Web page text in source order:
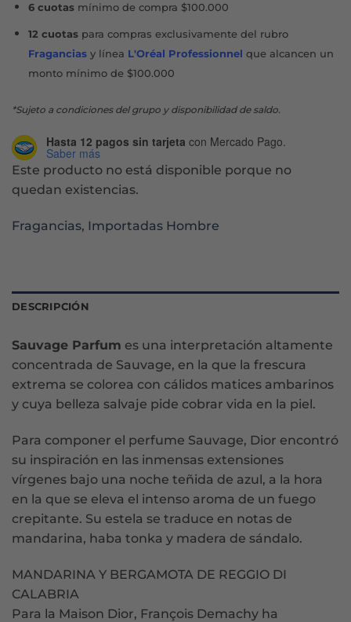
6 cuotasmínimo de compra $100.000
12 cuotaspara compras exclusivamente del rubro
Fraganciasy línea L'Oréal Professionnel que alcancen un
monto mínimo de $100.000
*Sujeto a condiciones del grupo y disponibilidad de saldo.
Hasta 12 pagos sin tarjeta con Mercado Pago.
Saber más
Este producto no está disponible porque no
quedan existencias.
Fragancias, Importadas Hombre
DESCRIPCIÓN
Sauvage Parfum es una interpretación altamente
concentrada de Sauvage, en la que la frescura
extrema se colorea con cálidos matices ambarinos
y cuya belleza salvaje pide cobrar vida en la piel.
Para componer el perfume Sauvage, Dior encontró
su inspiración en las inmensas extensiones
vírgenes bajo una noche teñida de azul, a la hora
en la que se eleva el intenso aroma de un fuego
crepitante. Su estela se traduce en notas de
mandarina, haba tonka y madera de sándalo.
MANDARINA Y BERGAMOTA DE REGGIO DI
CALABRIA
Para la Maison Dior, François Demachy ha